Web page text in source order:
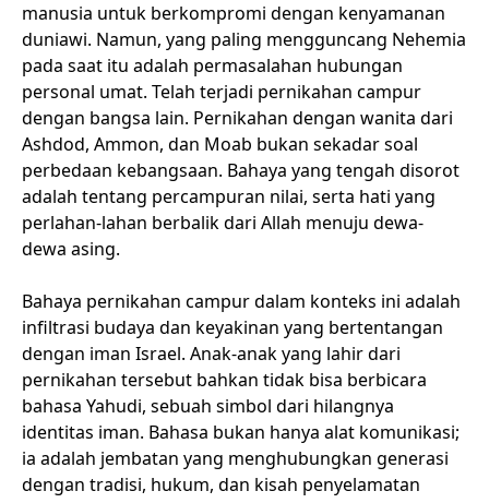
manusia untuk berkompromi dengan kenyamanan
duniawi. Namun, yang paling mengguncang Nehemia
pada saat itu adalah permasalahan hubungan
personal umat. Telah terjadi pernikahan campur
dengan bangsa lain. Pernikahan dengan wanita dari
Ashdod, Ammon, dan Moab bukan sekadar soal
perbedaan kebangsaan. Bahaya yang tengah disorot
adalah tentang percampuran nilai, serta hati yang
perlahan-lahan berbalik dari Allah menuju dewa-
dewa asing.
Bahaya pernikahan campur dalam konteks ini adalah
infiltrasi budaya dan keyakinan yang bertentangan
dengan iman Israel. Anak-anak yang lahir dari
pernikahan tersebut bahkan tidak bisa berbicara
bahasa Yahudi, sebuah simbol dari hilangnya
identitas iman. Bahasa bukan hanya alat komunikasi;
ia adalah jembatan yang menghubungkan generasi
dengan tradisi, hukum, dan kisah penyelamatan